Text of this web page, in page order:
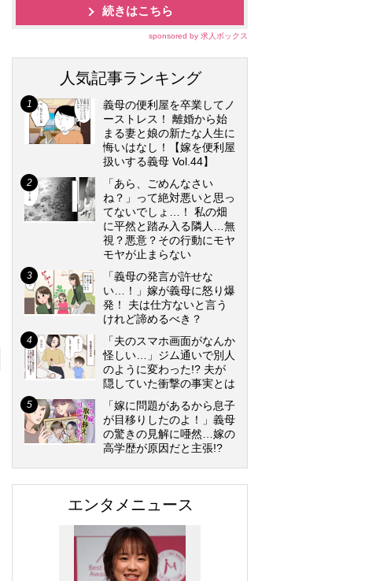
続きはこちら
sponsored by 求人ボックス
人気記事ランキング
義母の便利屋を卒業してノ
ーストレス！ 離婚から始
まる妻と娘の新たな人生に
悔いはなし！【嫁を便利屋
扱いする義母 Vol.44】
「あら、ごめんなさい
ね？」って絶対悪いと思っ
てないでしょ…！ 私の畑
に平然と踏み入る隣人…無
視？悪意？その行動にモヤ
モヤが止まらない
「義母の発言が許せな
い…！」嫁が義母に怒り爆
発！ 夫は仕方ないと言う
けれど諦めるべき？
「夫のスマホ画面がなんか
怪しい…」ジム通いで別人
のように変わった!? 夫が
隠していた衝撃の事実とは
「嫁に問題があるから息子
が目移りしたのよ！」義母
の驚きの見解に唖然…嫁の
高学歴が原因だと主張!?
エンタメニュース